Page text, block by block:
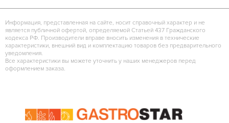
Информация, представленная на сайте, носит справочный характер и не
является публичной офертой, определяемой Статьей 437 Гражданского
кодекса РФ. Производители вправе вносить изменения в технические
характеристики, внешний вид и комплектацию товаров без предварительного
уведомления.
Все характеристики вы можете уточнить у наших менеджеров перед
оформлением заказа.